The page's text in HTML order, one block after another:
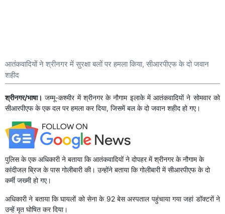
आतंकवादियों ने श्रीनगर में सुरक्षा बलों पर हमला किया, सीआरपीएफ के दो जवान
शहीद
श्रीनगर/भाषा। जम्मू-कश्मीर में श्रीनगर के नौगाम इलाके में आतंकवादियों ने सोमवार को
सीआरपीएफ के एक दल पर हमला कर दिया, जिसमें बल के दो जवान शहीद हो गए।
पुलिस के एक अधिकारी ने बताया कि आतंकवादियों ने दोपहर में श्रीनगर के नौगाम के
कांदीजल ब्रिज के पास गोलीबारी की। उन्होंने बताया कि गोलीबारी में सीआरपीएफ के दो
कर्मी जख्मी हो गए।
अधिकारी ने बताया कि घायलों को सेना के 92 बेस अस्पताल पहुंचाया गया जहां डॉक्टरों ने
उन्हें मृत घोषित कर दिया।